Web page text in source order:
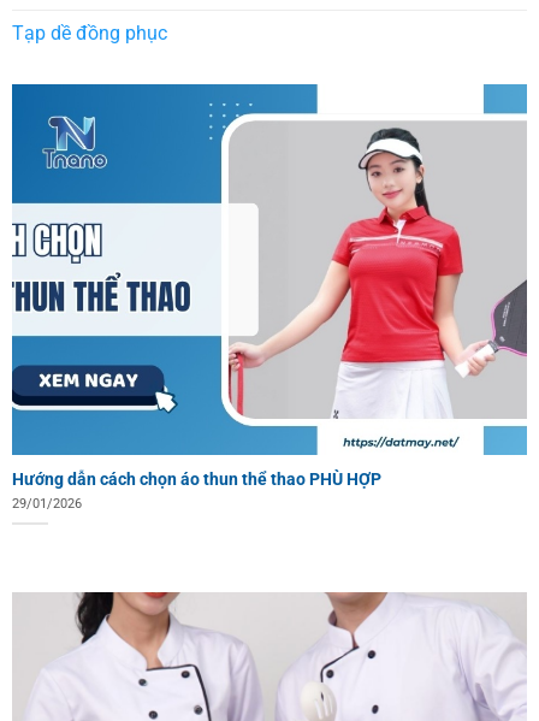
Tạp dề đồng phục
Hướng dẫn cách chọn áo thun thể thao PHÙ HỢP
29/01/2026